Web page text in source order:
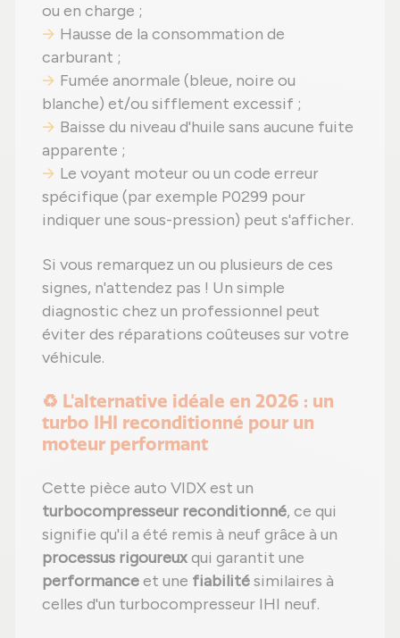
ou en charge ;
Hausse de la consommation de
carburant ;
Fumée anormale (bleue, noire ou
blanche) et/ou sifflement excessif ;
Baisse du niveau d'huile sans aucune fuite
apparente ;
Le voyant moteur ou un code erreur
spécifique (par exemple P0299 pour
indiquer une sous-pression) peut s'afficher.
Si vous remarquez un ou plusieurs de ces
signes, n'attendez pas ! Un simple
diagnostic chez un professionnel peut
éviter des réparations coûteuses sur votre
véhicule.
♻️ L'alternative idéale en 2026 : un
turbo IHI reconditionné pour un
moteur performant
Cette pièce auto VIDX est un
turbocompresseur reconditionné, ce qui
signifie qu'il a été remis à neuf grâce à un
processus rigoureuxqui garantit une
performanceet une fiabilitésimilaires à
celles d'un turbocompresseur IHI neuf.